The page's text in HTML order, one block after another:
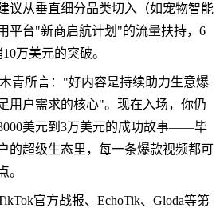
议从垂直细分品类切入（如宠物智能
平台"新商启航计划"的流量扶持，6
万美元的突破。
青所言："好内容是持续助力生意爆
用户需求的核心"。现在入场，你仍
美元到3万美元的成功故事——毕
的超级生态里，每一条爆款视频都可
。
官方战报、EchoTik、Gloda等第